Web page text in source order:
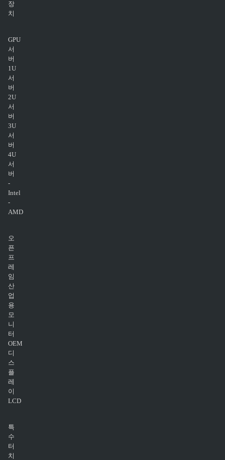
장
치
GPU
서
버
1U
서
버
2U
서
버
3U
서
버
4U
서
버
-
Intel
-
AMD
오
픈
프
레
임
산
업
용
모
니
터
OEM
디
스
플
레
이
LCD
특
수
터
치